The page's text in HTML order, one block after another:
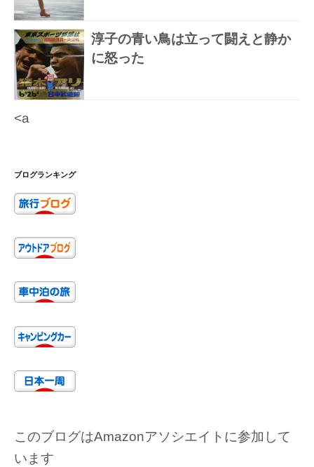
淳子の青い鳥は立って闘えと静か
に怒った
<a
ブログランキング
このブログはAmazonアソシエイトに参加して
います